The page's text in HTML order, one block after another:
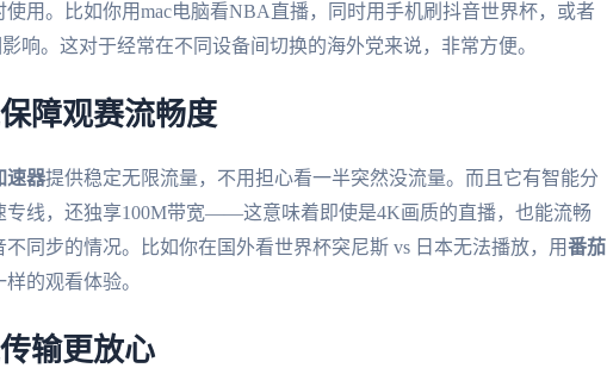
用。比如你用mac电脑看NBA直播，同时用手机刷抖音世界杯，或者
响。这对于经常在不同设备间切换的海外党来说，非常方便。
障观赛流畅度
速器提供稳定无限流量，不用担心看一半突然没流量。而且它有智能分
专线，还独享100M带宽——这意味着即使是4K画质的直播，也能流畅
同步的情况。比如你在国外看世界杯突尼斯 vs 日本无法播放，用番茄
的观看体验。
输更放心